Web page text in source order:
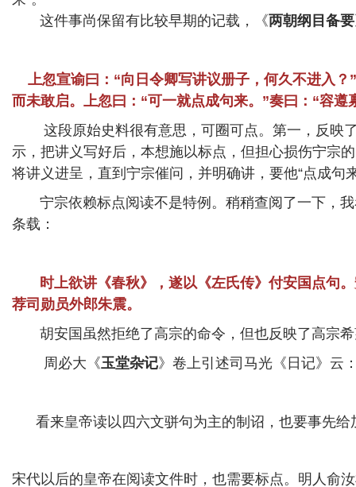
这件事尚保留有比较早期的记载，《两朝纲目备要
上忽宣谕曰：“向日令卿写讲议册子，何久不进入
而未敢启。上忽曰：“可一就点成句来。”奏曰：“容遵
这段原始史料很有意思，可圈可点。第一，反映了
示，把讲义写好后，本想施以标点，但担心损伤宁宗
将讲义进呈，直到宁宗催问，并明确讲，要他“点成句
宁宗依赖标点阅读不是特例。稍稍查阅了一下，我
条载：
时上欲讲《春秋》，遂以《左氏传》付安国点句
荐司勋员外郎朱震。
胡安国虽然拒绝了高宗的命令，但也反映了高宗希
周必大《玉堂杂记》卷上引述司马光《日记》云
看来皇帝读以四六文骈句为主的制诏，也要事先给
宋代以后的皇帝在阅读文件时，也需要标点。明人俞